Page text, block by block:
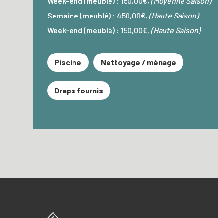
Semaine (meublé) : 450,00€, (Haute Saison)
Week-end (meublé) : 150,00€, (Haute Saison)
Piscine Nettoyage / ménage
Draps fournis